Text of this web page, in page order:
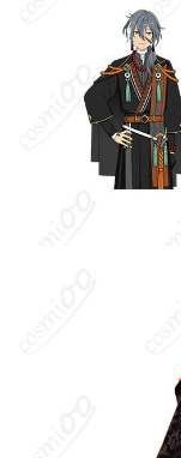
セット内容
発送予定